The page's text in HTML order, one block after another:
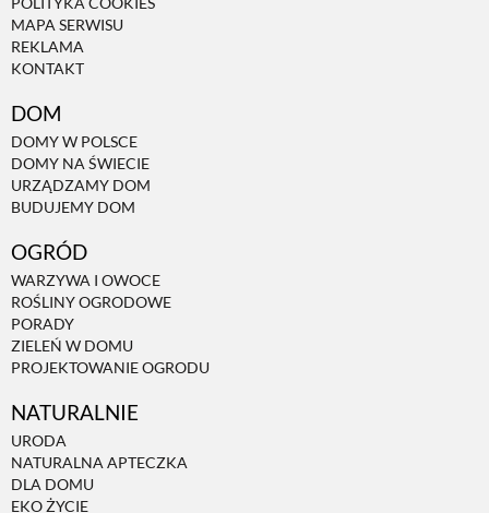
MAPA SERWISU
REKLAMA
KONTAKT
DOM
DOMY W POLSCE
DOMY NA ŚWIECIE
URZĄDZAMY DOM
BUDUJEMY DOM
OGRÓD
WARZYWA I OWOCE
ROŚLINY OGRODOWE
PORADY
ZIELEŃ W DOMU
PROJEKTOWANIE OGRODU
NATURALNIE
URODA
NATURALNA APTECZKA
DLA DOMU
EKO ŻYCIE